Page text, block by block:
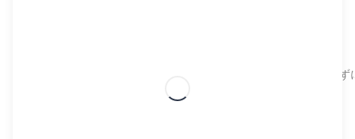
高品質でトレンドの北欧デザインは、プロの手も借り